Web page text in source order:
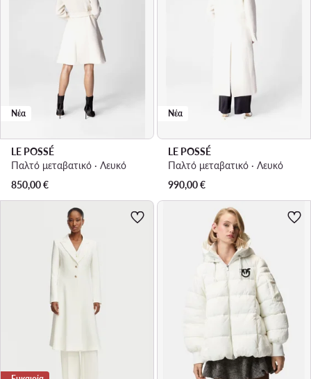
Νέα
LE POSSÉ
Παλτό μεταβατικό · Λευκό
850,00€
Νέα
LE POSSÉ
Παλτό μεταβατικό · Λευκό
990,00€